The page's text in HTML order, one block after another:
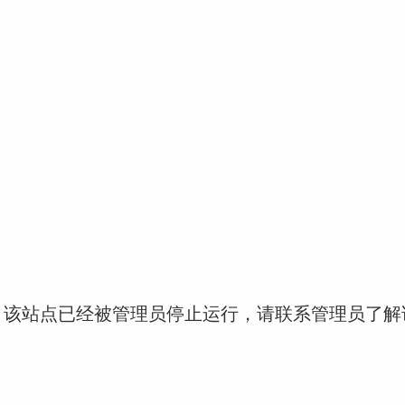
站点已经被管理员停止运行，请联系管理员了